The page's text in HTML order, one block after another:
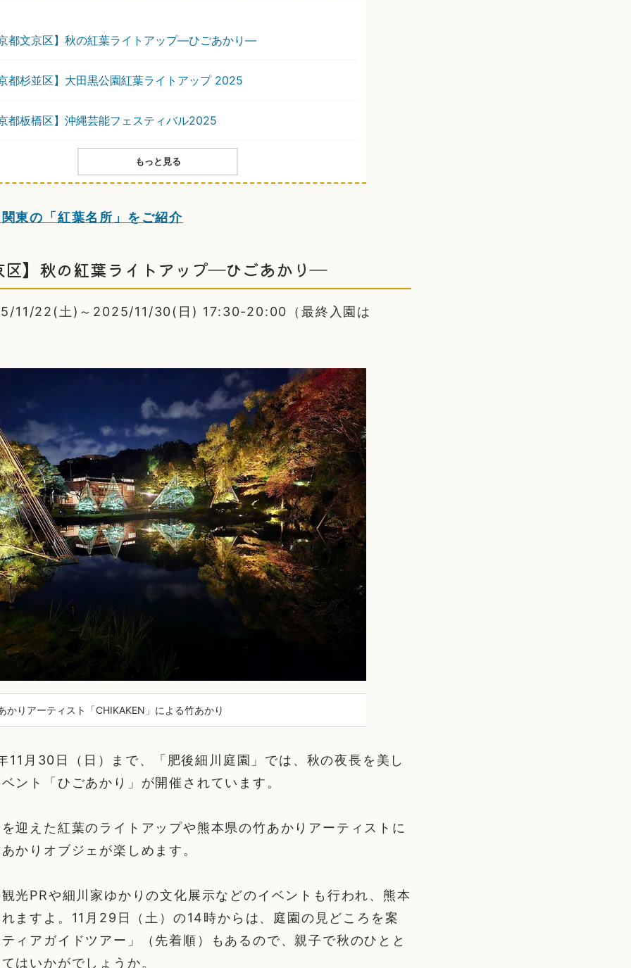
都文京区】秋の紅葉ライトアップ―ひごあかり―
都杉並区】大田黒公園紅葉ライトアップ 2025
都板橋区】沖縄芸能フェスティバル2025
もっと見る
東の「紅葉名所」をご紹介
区】秋の紅葉ライトアップ―ひごあかり―
11/22(土)～2025/11/30(日) 17:30-20:00（最終入園は
かりアーティスト「CHIKAKEN」による竹あかり
11月30日（日）まで、「肥後細川庭園」では、秋の夜長を美し
ント「ひごあかり」が開催されています。
迎えた紅葉のライトアップや熊本県の竹あかりアーティストに
かりオブジェが楽しめます。
光PRや細川家ゆかりの文化展示などのイベントも行われ、熊本
ますよ。11月29日（土）の14時からは、庭園の見どころを案
ィアガイドツアー」（先着順）もあるので、親子で秋のひとと
はいかがでしょうか。